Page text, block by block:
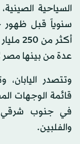
سنوياً قبل ظهور
أكثر
عدة من بينها مصر
وتتصدر اليابان،
قائمة الوجهات
في جنوب شرقي
والفلبين.